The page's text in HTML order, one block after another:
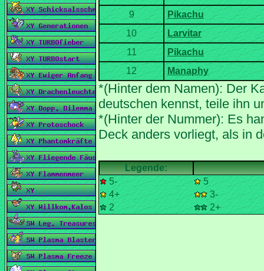
*(Hinter dem Namen): Der
*(Hinter der Nummer): Es
5-
5
4+
3-
2
2+